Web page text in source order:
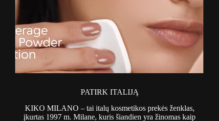
PATIRK ITALIJĄ
KIKO MILANO – tai italų kosmetikos prekės ženklas,
įkurtas 1997 m. Milane, kuris šiandien yra žinomas kaip